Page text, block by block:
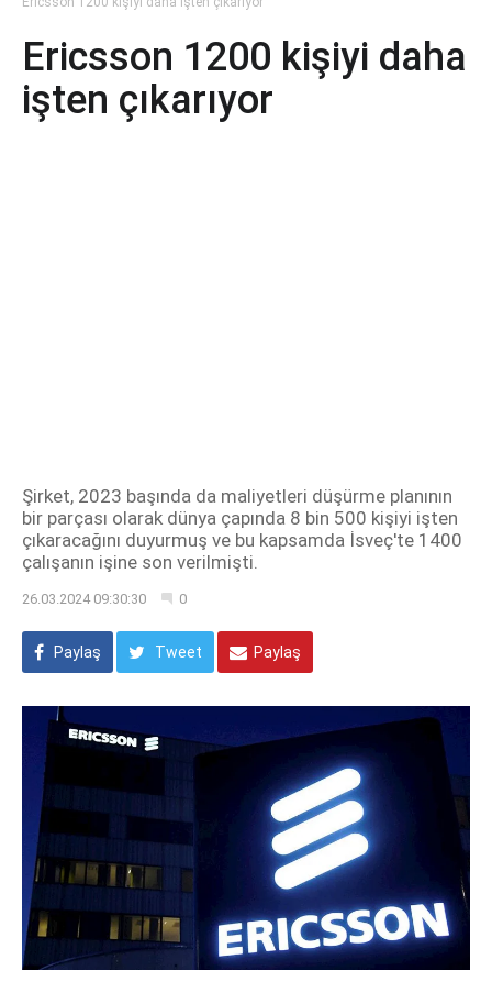
Ericsson 1200 kişiyi daha
işten çıkarıyor
Şirket, 2023 başında da maliyetleri düşürme planının
bir parçası olarak dünya çapında 8 bin 500 kişiyi işten
çıkaracağını duyurmuş ve bu kapsamda İsveç'te 1400
çalışanın işine son verilmişti.
26.03.2024 09:30:30 0
Paylaş Tweet Paylaş